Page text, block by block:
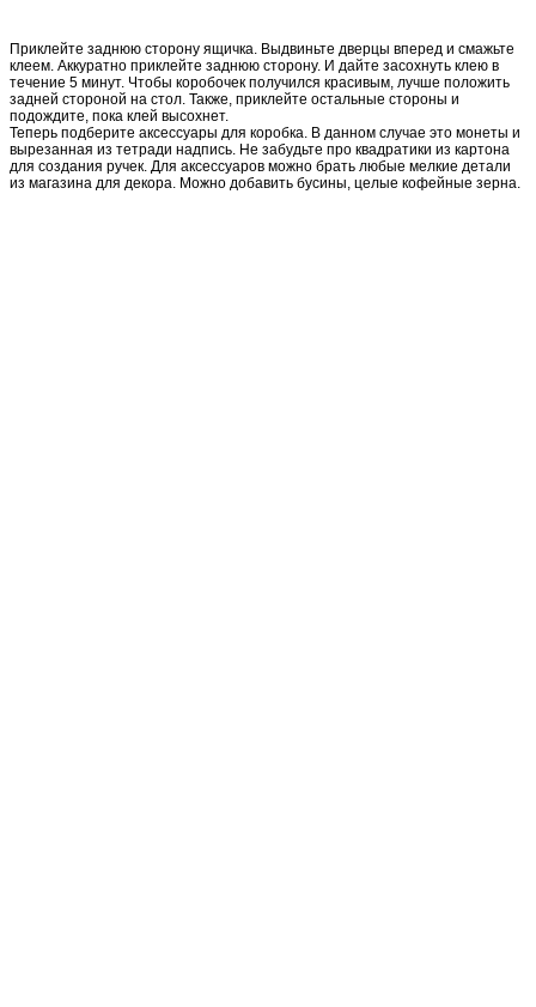
Приклейте заднюю сторону ящичка. Выдвиньте дверцы вперед и смажьте
клеем. Аккуратно приклейте заднюю сторону. И дайте засохнуть клею в
течение 5 минут. Чтобы коробочек получился красивым, лучше положить
задней стороной на стол. Также, приклейте остальные стороны и
подождите, пока клей высохнет.
Теперь подберите аксессуары для коробка. В данном случае это монеты и
вырезанная из тетради надпись. Не забудьте про квадратики из картона
для создания ручек. Для аксессуаров можно брать любые мелкие детали
из магазина для декора. Можно добавить бусины, целые кофейные зерна.